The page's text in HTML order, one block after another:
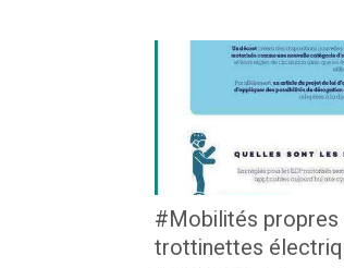
#Mobilités
trottinettes